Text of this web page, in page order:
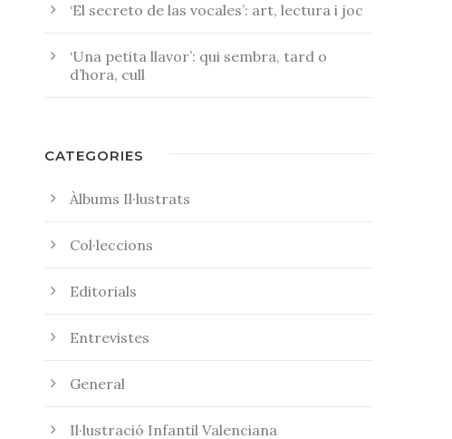
‘El secreto de las vocales’: art, lectura i joc
‘Una petita llavor’: qui sembra, tard o
d’hora, cull
CATEGORIES
Àlbums Il·lustrats
Col·leccions
Editorials
Entrevistes
General
Il·lustració Infantil Valenciana